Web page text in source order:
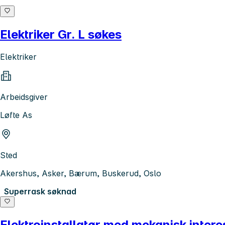
Elektriker Gr. L søkes
Elektriker
Arbeidsgiver
Løfte As
Sted
Akershus, Asker, Bærum, Buskerud, Oslo
Superrask søknad